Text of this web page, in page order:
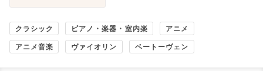
クラシック ピアノ・楽器・室内楽 アニメ
アニメ音楽 ヴァイオリン ベートーヴェン